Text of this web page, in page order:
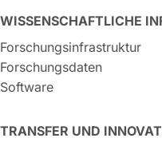
WISSENSCHAFTLICHE
Forschungsinfrastruktur
Forschungsdaten
Software
TRANSFER UND